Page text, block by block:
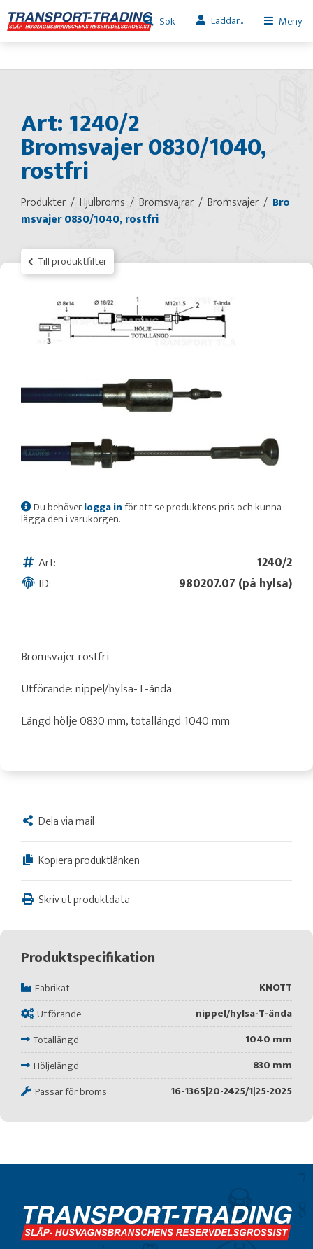
Sök Laddar... Meny
Art: 1240/2
Bromsvajer 0830/1040,
rostfri
Produkter Hjulbroms Bromsvajrar Bromsvajer
Bro
msvajer 0830/1040, rostfri
Till produktfilter
Du behöverlogga inför att se produktens pris och kunna
lägga den i varukorgen.
Art:
1240/2
ID:
980207.07 (på hylsa)
Bromsvajer rostfri
Utförande: nippel/hylsa-T-ända
Längd hölje 0830 mm, totallängd 1040 mm
Dela via mail
Kopiera produktlänken
Skriv ut produktdata
Produktspecifikation
Fabrikat
KNOTT
Utförande
nippel/hylsa-T-ända
Totallängd
1040 mm
Höljelängd
830 mm
Passar för broms
16-1365|20-2425/1|25-2025